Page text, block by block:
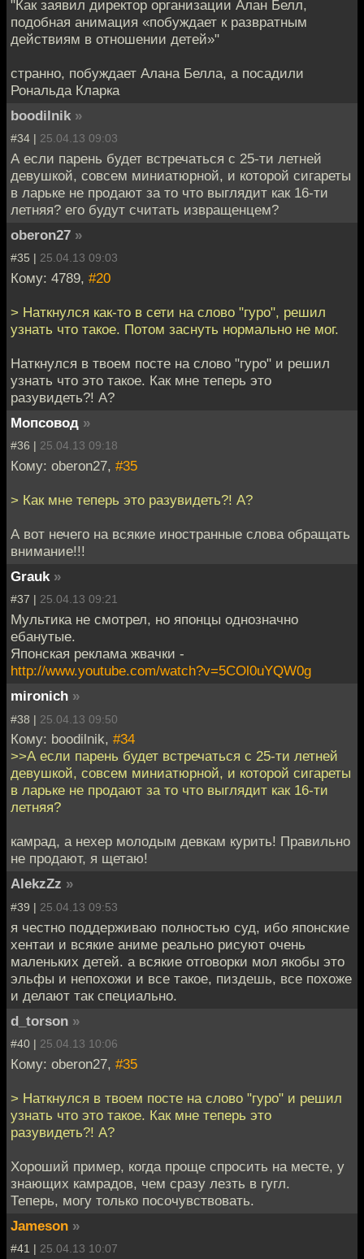
"Как заявил директор организации Алан Белл,
подобная анимация «побуждает к развратным
действиям в отношении детей»"
странно, побуждает Алана Белла, а посадили
Рональда Кларка
boodilnik »
#34 | 25.04.13 09:03
А если парень будет встречаться с 25-ти летней
девушкой, совсем миниатюрной, и которой сигареты
в ларьке не продают за то что выглядит как 16-ти
летняя? его будут считать извращенцем?
oberon27 »
#35 | 25.04.13 09:03
Кому: 4789, #20
> Наткнулся как-то в сети на слово "гуро", решил
узнать что такое. Потом заснуть нормально не мог.
Наткнулся в твоем посте на слово "гуро" и решил
узнать что это такое. Как мне теперь это
разувидеть?! А?
Мопсовод »
#36 | 25.04.13 09:18
Кому: oberon27, #35
> Как мне теперь это разувидеть?! А?
А вот нечего на всякие иностранные слова обращать
внимание!!!
Grauk »
#37 | 25.04.13 09:21
Мультика не смотрел, но японцы однозначно
ебанутые.
Японская реклама жвачки -
http://www.youtube.com/watch?v=5COl0uYQW0g
mironich »
#38 | 25.04.13 09:50
Кому: boodilnik, #34
>>А если парень будет встречаться с 25-ти летней
девушкой, совсем миниатюрной, и которой сигареты
в ларьке не продают за то что выглядит как 16-ти
летняя?
камрад, а нехер молодым девкам курить! Правильно
не продают, я щетаю!
AlekzZz »
#39 | 25.04.13 09:53
я честно поддерживаю полностью суд, ибо японские
хентаи и всякие аниме реально рисуют очень
маленьких детей. а всякие отговорки мол якобы это
эльфы и непохожи и все такое, пиздешь, все похоже
и делают так специально.
d_torson »
#40 | 25.04.13 10:06
Кому: oberon27, #35
> Наткнулся в твоем посте на слово "гуро" и решил
узнать что это такое. Как мне теперь это
разувидеть?! А?
Хороший пример, когда проще спросить на месте, у
знающих камрадов, чем сразу лезть в гугл.
Теперь, могу только посочувствовать.
Jameson »
#41 | 25.04.13 10:07